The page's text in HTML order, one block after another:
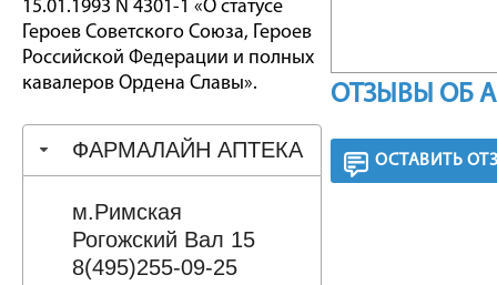
15.01.1993 N 4301-1 «О статусе
Героев Советского Союза, Героев
Российской Федерации и полных
кавалеров Ордена Славы».
ФАРМАЛАЙН АПТЕКА
м.Римская
Рогожский Вал 15
8(495)255-09-25
ОТЗЫВЫ ОБ
ОСТАВИТЬ